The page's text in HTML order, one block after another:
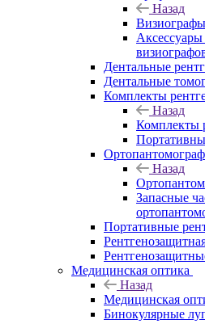
Назад
Визиографы
Дентальные
Дентальные
Комплекты
Назад
Комплекты
Назад
Запасные
Портативные
Медицинская оптика
Назад
Медицинская
Бинокулярные